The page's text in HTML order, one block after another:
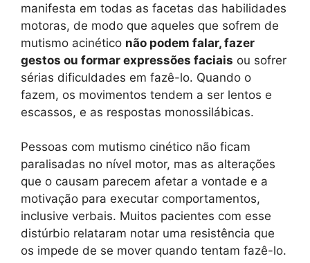
manifesta em todas as facetas das habilidades
motoras, de modo que aqueles que sofrem de
mutismo acinético não podem falar, fazer
gestos ou formar expressões faciais ou sofrer
sérias dificuldades em fazê-lo. Quando o
fazem, os movimentos tendem a ser lentos e
escassos, e as respostas monossilábicas.
Pessoas com mutismo cinético não ficam
paralisadas no nível motor, mas as alterações
que o causam parecem afetar a vontade e a
motivação para executar comportamentos,
inclusive verbais. Muitos pacientes com esse
distúrbio relataram notar uma resistência que
os impede de se mover quando tentam fazê-lo.